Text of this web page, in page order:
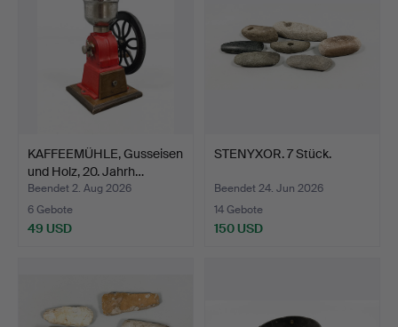
KAFFEEMÜHLE, Gusseisen
und Holz, 20. Jahrh…
Beendet 2. Aug 2026
6 Gebote
49 USD
STENYXOR. 7 Stück.
Beendet 24. Jun 2026
14 Gebote
150 USD